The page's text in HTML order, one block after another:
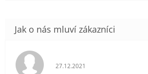
Hodnocení obchodu je 5 z 5
27.12.2021